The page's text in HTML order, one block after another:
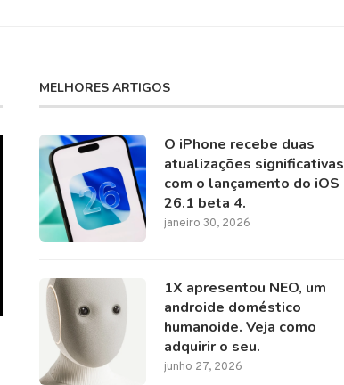
MELHORES ARTIGOS
O iPhone recebe duas
atualizações significativas
com o lançamento do iOS
26.1 beta 4.
janeiro 30, 2026
1X apresentou NEO, um
androide doméstico
humanoide. Veja como
adquirir o seu.
junho 27, 2026